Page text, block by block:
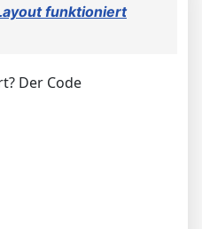
funktioniert
Der Code